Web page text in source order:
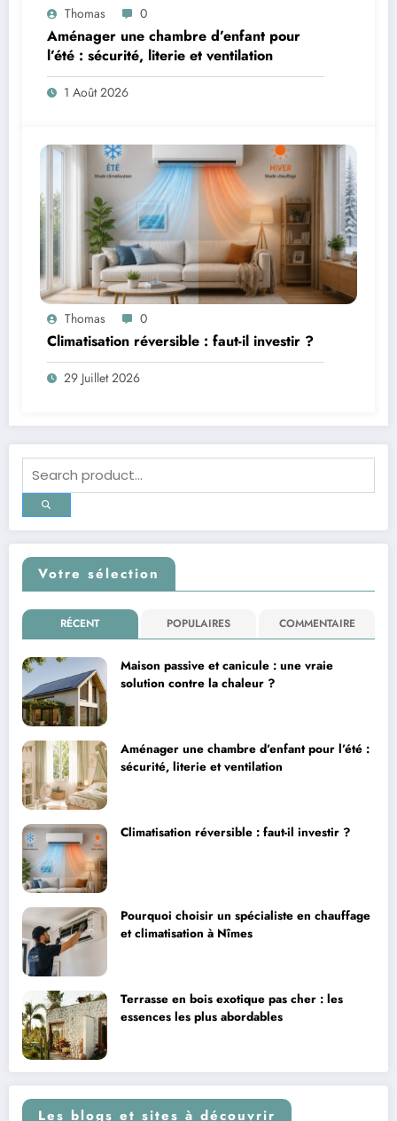
Thomas 0
Aménager une chambre d’enfant pour
l’été : sécurité, literie et ventilation
1 Août 2026
Thomas 0
Climatisation réversible : faut-il investir ?
29 Juillet 2026
Votre sélection
RÉCENT POPULAIRES COMMENTAIRE
Maison passive et canicule : une vraie
solution contre la chaleur ?
Aménager une chambre d’enfant pour l’été :
sécurité, literie et ventilation
Climatisation réversible : faut-il investir ?
Pourquoi choisir un spécialiste en chauffage
et climatisation à Nîmes
Terrasse en bois exotique pas cher : les
essences les plus abordables
Les blogs et sites à découvrir